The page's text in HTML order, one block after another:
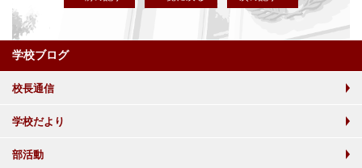
学校ブログ
校長通信
学校だより
部活動